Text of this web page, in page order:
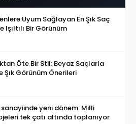
Uyum Sağlayan En Şık Saç
Işıltılı Bir Görünüm
Öte Bir Stil: Beyaz Saçlarla
Şık Görünüm Önerileri
yeni dönem: Milli
tek çatı altında toplanıyor